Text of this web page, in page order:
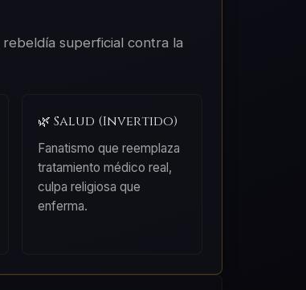
superficial contra la
🌿 Salud (Invertido)
Fanatismo que reemplaza
tratamiento médico real,
culpa religiosa que
enferma.